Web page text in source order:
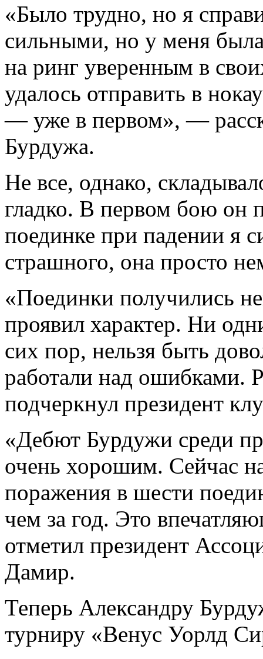
«Было трудно, но я
сильными, но у меня
на ринг уверенным в
удалось отправить в
— уже в первом», —
Бурдужа.
Не все, однако,
гладко. В первом бою он
поединке при падении я
страшного, она просто
«Поединки получились
проявил характер. Ни
сих пор, нельзя быть
работали над ошибками.
подчеркнул президент
«Дебют Бурдужи среди
очень хорошим. Сейчас
поражения в шести
чем за год. Это
отметил президент
Дамир.
Теперь Александру
турниру «Венус Уорлд